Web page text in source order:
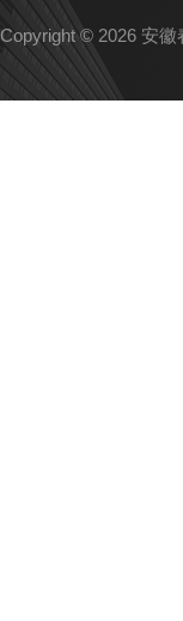
Copyright © 2026 安